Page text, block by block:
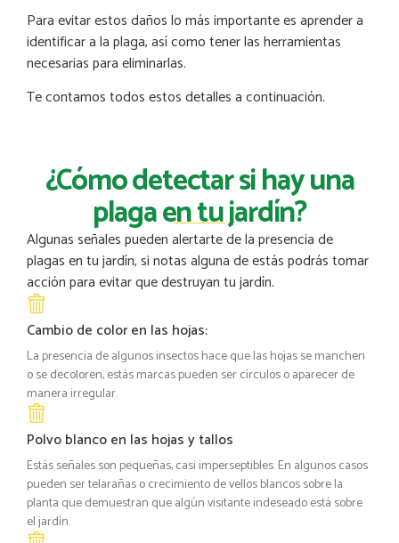
Para evitar estos daños lo más importante es aprender a
identificar a la plaga, así como tener las herramientas
necesarias para eliminarlas.
Te contamos todos estos detalles a continuación.
¿Cómo detectar si hay una
plaga en tu jardín?
Algunas señales pueden alertarte de la presencia de
plagas en tu jardín, si notas alguna de estás podrás tomar
acción para evitar que destruyan tu jardín.
Cambio de color en las hojas:
La presencia de algunos insectos hace que las hojas se manchen
o se decoloren, estás marcas pueden ser círculos o aparecer de
manera irregular.
Polvo blanco en las hojas y tallos
Estás señales son pequeñas, casi imperseptibles. En algunos casos
pueden ser telarañas o crecimiento de vellos blancos sobre la
planta que demuestran que algún visitante indeseado está sobre
el jardín.